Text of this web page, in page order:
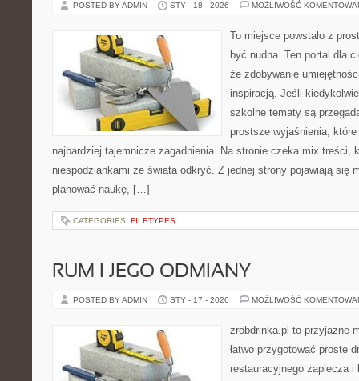
POSTED BY ADMIN STY - 18 - 2026 MOŻLIWOŚĆ
To miejsce powstało z
być nudna. Ten portal dla
że zdobywanie
inspiracją. Jeśli
szkolne tematy są
prostsze wyjaśnienia,
najbardziej tajemnicze zagadnienia. Na stronie czeka mix treści,
niespodziankami ze świata odkryć. Z jednej strony pojawiają się
planować naukę, […]
CATEGORIES: FILETYPES
RUM I JEGO ODMIANY
POSTED BY ADMIN STY - 17 - 2026 MOŻLIWOŚĆ
zrobdrinka.pl to przyjazne
łatwo przygotować proste
restauracyjnego zaplecza